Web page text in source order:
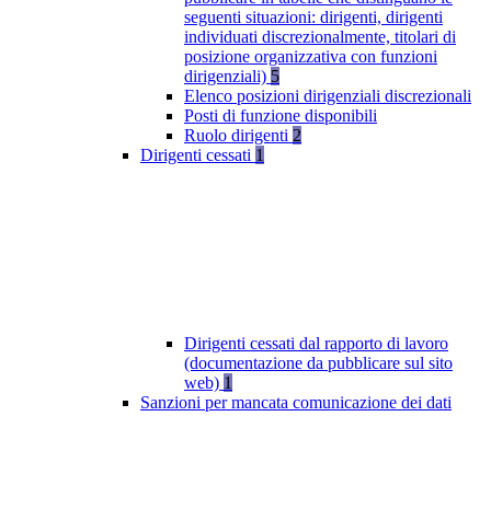
seguenti situazioni: dirigenti, dirigenti
individuati discrezionalmente, titolari di
posizione organizzativa con funzioni
dirigenziali) 5
Elenco posizioni dirigenziali discrezionali
Posti di funzione disponibili
Ruolo dirigenti 2
Dirigenti cessati 1
Dirigenti cessati dal rapporto di lavoro
(documentazione da pubblicare sul sito
web) 1
Sanzioni per mancata comunicazione dei dati